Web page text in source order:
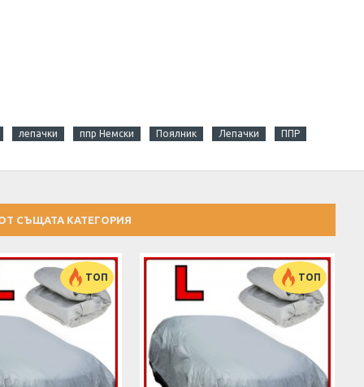
лепачки ппр Немски Поялник Лепачки ППР
СЪЩАТА КАТЕГОРИЯ
ТОП ТОП